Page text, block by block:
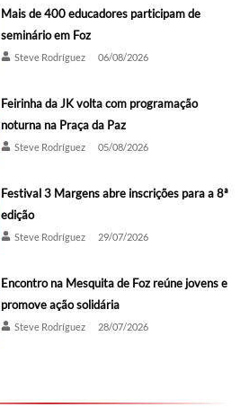
Mais de 400 educadores participam de
seminário em Foz
Steve Rodríguez 06/08/2026
Feirinha da JK volta com programação
noturna na Praça da Paz
Steve Rodríguez 05/08/2026
Festival 3 Margens abre inscrições para a 8ª
edição
Steve Rodríguez 29/07/2026
Encontro na Mesquita de Foz reúne jovens e
promove ação solidária
Steve Rodríguez 28/07/2026